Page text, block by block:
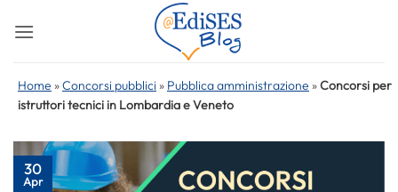
Home »Concorsi pubblici » Pubblica amministrazione »Concorsi per
istruttori tecnici in Lombardia e Veneto
30
Apr